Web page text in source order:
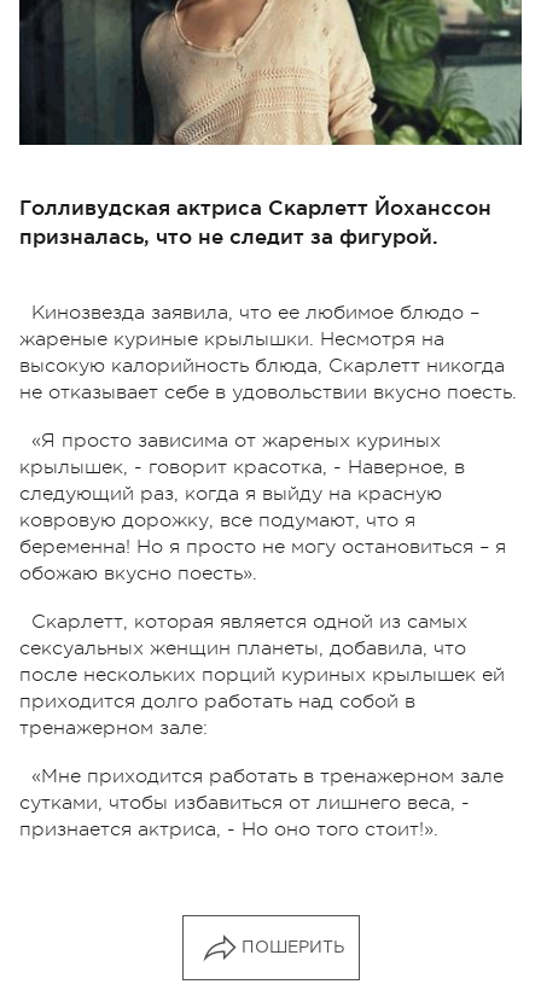
Голливудская актриса Скарлетт Йоханссон
призналась, что не следит за фигурой.
Кинозвезда заявила, что ее любимое блюдо –
жареные куриные крылышки. Несмотря на
высокую калорийность блюда, Скарлетт никогда
не отказывает себе в удовольствии вкусно поесть.
«Я просто зависима от жареных куриных
крылышек, - говорит красотка, - Наверное, в
следующий раз, когда я выйду на красную
ковровую дорожку, все подумают, что я
беременна! Но я просто не могу остановиться – я
обожаю вкусно поесть».
Скарлетт, которая является одной из самых
сексуальных женщин планеты, добавила, что
после нескольких порций куриных крылышек ей
приходится долго работать над собой в
тренажерном зале:
«Мне приходится работать в тренажерном зале
сутками, чтобы избавиться от лишнего веса, -
признается актриса, - Но оно того стоит!».
ПОШЕРИТЬ